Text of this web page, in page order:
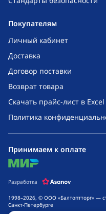
Покупателям
Личный кабинет
Доставка
Договор поставки
Возврат товара
Скачать прайс-лист в Excel
Политика
1998–2026, © ООО «Балтоптторг» —
Санкт-Петербурге
Принимаем к оплате
mir
Разработка